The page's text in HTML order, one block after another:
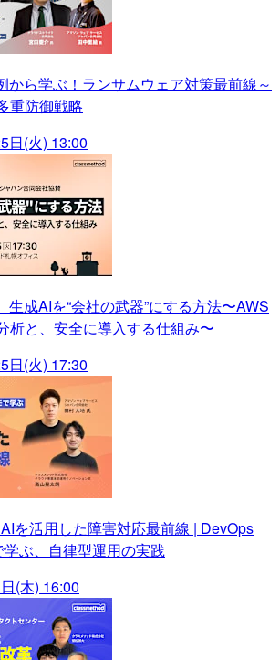
から学ぶ！ランサムウェア対策最前線～
重防御戦略
日(火) 13:00
生成AIを“会社の武器”にする方法〜AWS
析と、安全に導入する仕組み〜
日(火) 17:30
AIを活用した障害対応最前線 | DevOps
ぶ、自律型運用の実践
(木) 16:00